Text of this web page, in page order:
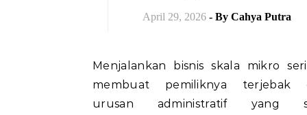
April 29, 2026 - ByCahya Putra
Menjalankan bisnis skala mikro seringkali
membuat pemiliknya terjebak
urusan administratif yang